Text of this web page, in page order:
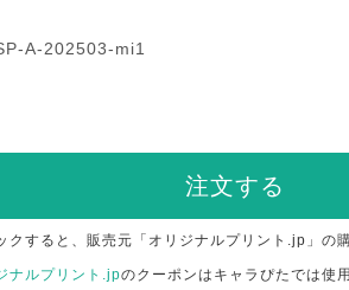
A-202503-mi1
注文する
クすると、販売元「オリジナルプリント.jp」の
ナルプリント.jpのクーポンはキャラぴたでは使